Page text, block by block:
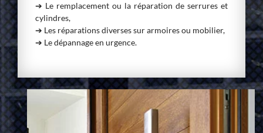
➔ Le remplacement ou la réparation de serrures et
cylindres,
➔ Les réparations diverses sur armoires ou mobilier,
➔ Le dépannage en urgence.